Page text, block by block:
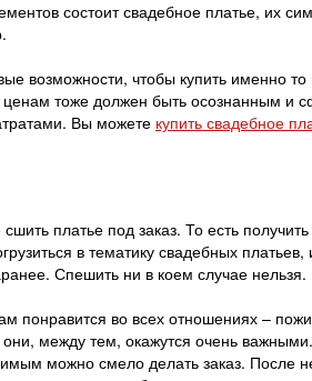
состоит свадебное платье, их
возможности, чтобы купить именно
тоже должен быть осознанным и
Вы можете купить свадебное
платье под заказ. То есть
в тематику свадебных
Спешить ни в коем случае нельзя.
понравится во всех отношениях –
между тем, окажутся очень
можно смело делать заказ. После